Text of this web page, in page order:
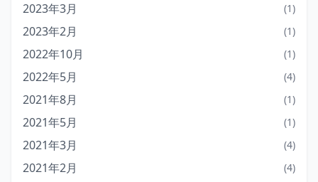
2023年3月 (1)
2023年2月 (1)
2022年10月 (1)
2022年5月 (4)
2021年8月 (1)
2021年5月 (1)
2021年3月 (4)
2021年2月 (4)